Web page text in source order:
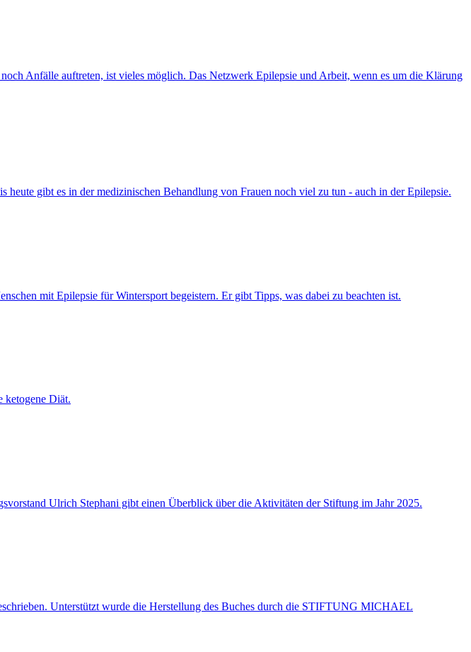
Anfälle auftreten, ist vieles möglich. Das Netzwerk Epilepsie und Arbeit, wenn es um die Klärung
gibt es in der medizinischen Behandlung von Frauen noch viel zu tun - auch in der Epilepsie.
mit Epilepsie für Wintersport begeistern. Er gibt Tipps, was dabei zu beachten ist.
ketogene Diät.
Ulrich Stephani gibt einen Überblick über die Aktivitäten der Stiftung im Jahr 2025.
Unterstützt wurde die Herstellung des Buches durch die STIFTUNG MICHAEL